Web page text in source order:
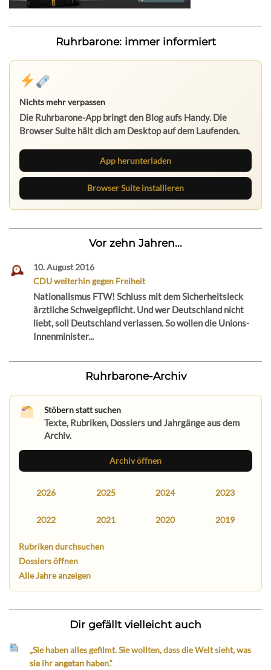
Ruhrbarone: immer informiert
Nichts mehr verpassen
Die Ruhrbarone-App bringt den Blog aufs Handy. Die
Browser Suite hält dich am Desktop auf dem Laufenden.
App herunterladen
Browser Suite installieren
Vor zehn Jahren...
10. August 2016
CDU weiterhin gegen Freiheit
Nationalismus FTW! Schluss mit dem Sicherheitsleck
ärztliche Schweigepflicht. Und wer Deutschland nicht
liebt, soll Deutschland verlassen. So wollen die Unions-
Innenminister...
Ruhrbarone-Archiv
Stöbern statt suchen
Texte, Rubriken, Dossiers und Jahrgänge aus dem
Archiv.
Archiv öffnen
2026 2025 2024 2023
2022 2021 2020 2019
Rubriken durchsuchen
Dossiers öffnen
Alle Jahre anzeigen
Dir gefällt vielleicht auch
„Sie haben alles gefilmt. Sie wollten, dass die Welt sieht, was
sie ihr angetan haben.“